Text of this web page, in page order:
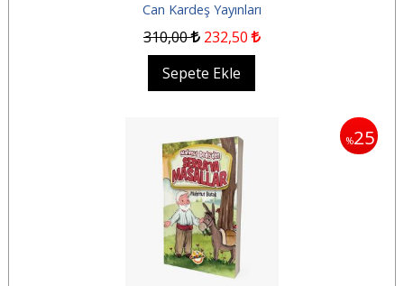
Can Kardeş Yayınları
310,00 232,50
Sepete Ekle
%25